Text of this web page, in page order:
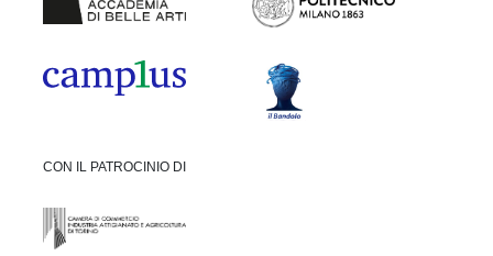
CON IL PATROCINIO DI